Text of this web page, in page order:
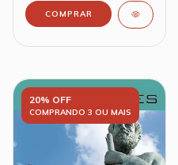
20% OFF
COMPRANDO 3 OU MAIS